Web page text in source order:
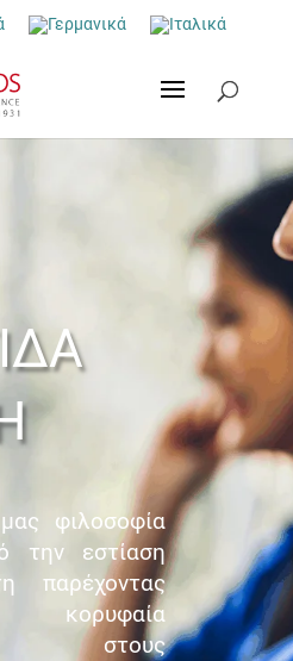
φιλοσοφία
την εστίαση
παρέχοντας
κορυφαία
στους